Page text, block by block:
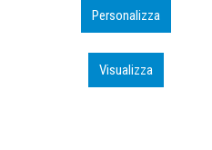
Personalizza
Visualizza